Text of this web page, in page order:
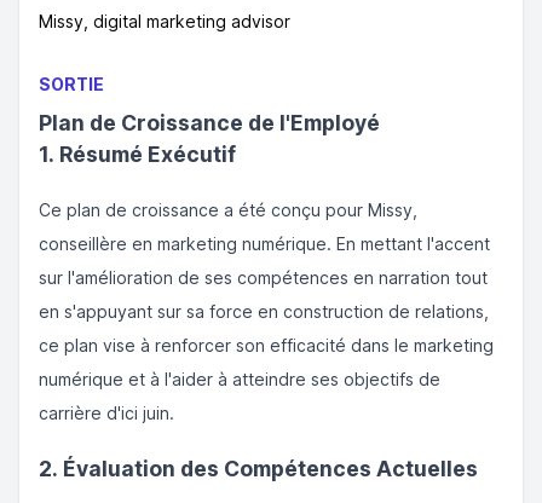
Missy, digital marketing advisor
SORTIE
Plan de Croissance de l'Employé
1. Résumé Exécutif
Ce plan de croissance a été conçu pour Missy,
conseillère en marketing numérique. En mettant l'accent
sur l'amélioration de ses compétences en narration tout
en s'appuyant sur sa force en construction de relations,
ce plan vise à renforcer son efficacité dans le marketing
numérique et à l'aider à atteindre ses objectifs de
carrière d'ici juin.
2. Évaluation des Compétences Actuelles